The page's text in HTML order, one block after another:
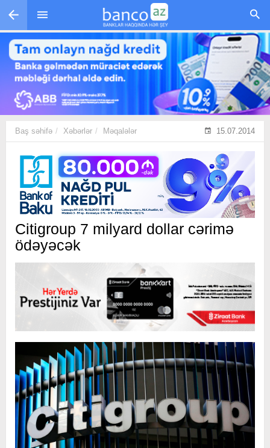
Skip to main content
Baş səhifə Xəbərlər Məqalələr 15.07.2014
Citigroup 7 milyard dollar cərimə
ödəyəcək